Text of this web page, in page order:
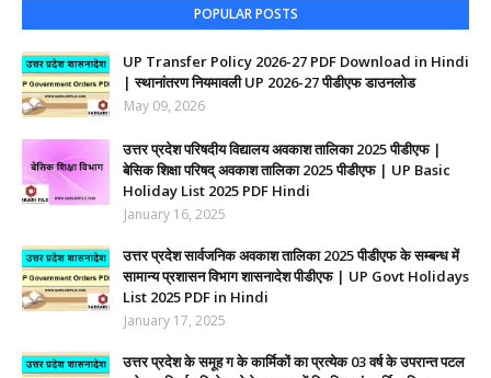
POPULAR POSTS
UP Transfer Policy 2026-27 PDF Download in Hindi
| स्थानांतरण नियमावली UP 2026-27 पीडीएफ डाउनलोड
May 09, 2026
उत्तर प्रदेश परिषदीय विद्यालय अवकाश तालिका 2025 पीडीएफ |
बेसिक शिक्षा परिषद् अवकाश तालिका 2025 पीडीएफ | UP Basic
Holiday List 2025 PDF Hindi
January 16, 2025
उत्तर प्रदेश सार्वजनिक अवकाश तालिका 2025 पीडीएफ के सम्बन्ध में
सामान्य प्रशासन विभाग शासनादेश पीडीएफ | UP Govt Holidays
List 2025 PDF in Hindi
January 17, 2025
उत्तर प्रदेश के समूह ग के कार्मिकों का प्रत्येक 03 वर्ष के उपरान्त पटल